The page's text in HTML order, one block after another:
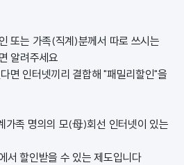
또는 가족(직계)분께서 따로 쓰시는
알려주세요
면 인터넷끼리 결합해 "패밀리할인"을
가족 명의의 모(母)회선 인터넷이 있는
서 할인받을 수 있는 제도입니다